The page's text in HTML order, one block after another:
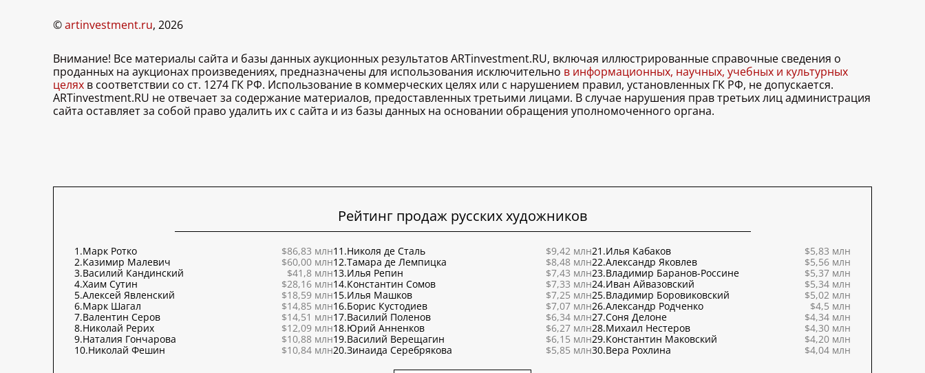
©artinvestment.ru, 2026
Внимание! Все материалы сайта и базы данных аукционных результатов ARTinvestment.RU, включая иллюстрированные справочные сведения о
проданных на аукционах произведениях, предназначены для использования исключительно в информационных, научных, учебных и культурных
целях в соответствии со ст. 1274 ГК РФ. Использование в коммерческих целях или с нарушением правил, установленных ГК РФ, не допускается.
ARTinvestment.RU не отвечает за содержание материалов, предоставленных третьими лицами. В случае нарушения прав третьих лиц администрация
сайта оставляет за собой право удалить их с сайта и из базы данных на основании обращения уполномоченного органа.
Рейтинг продаж русских художников
1.Марк Ротко
$86,83 млн
2.Казимир Малевич
$60,00 млн
3.Василий Кандинский
$41,8 млн
4.Хаим Сутин
$28,16 млн
5.Алексей Явленский
$18,59 млн
6.Марк Шагал
$14,85 млн
7.Валентин Серов
$14,51 млн
8.Николай Рерих
$12,09 млн
9.Наталия Гончарова
$10,88 млн
10.Николай Фешин $10,84 млн
11.Николя де Сталь
$9,42 млн
12.Тамара де Лемпицка
$8,48 млн
13.Илья Репин
$7,43 млн
14.Константин Сомов
$7,33 млн
15.Илья Машков
$7,25 млн
16.Борис Кустодиев
$7,07 млн
17.Василий Поленов
$6,34 млн
18.Юрий Анненков
$6,27 млн
19.Василий Верещагин
$6,15 млн
20.Зинаида Серебрякова $5,85 млн
21.Илья Кабаков
$5,83 млн
22.Александр Яковлев
$5,56 млн
23.Владимир Баранов-Россине
$5,37 млн
24.Иван Айвазовский
$5,34 млн
25.Владимир Боровиковский
$5,02 млн
26.Александр Родченко
$4,5 млн
27.Соня Делоне
$4,34 млн
28.Михаил Нестеров
$4,30 млн
29.Константин Маковский
$4,20 млн
30.Вера Рохлина $4,04 млн